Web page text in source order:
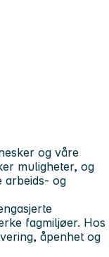
og våre
muligheter, og
arbeids- og
fagmiljøer. Hos
åpenhet og